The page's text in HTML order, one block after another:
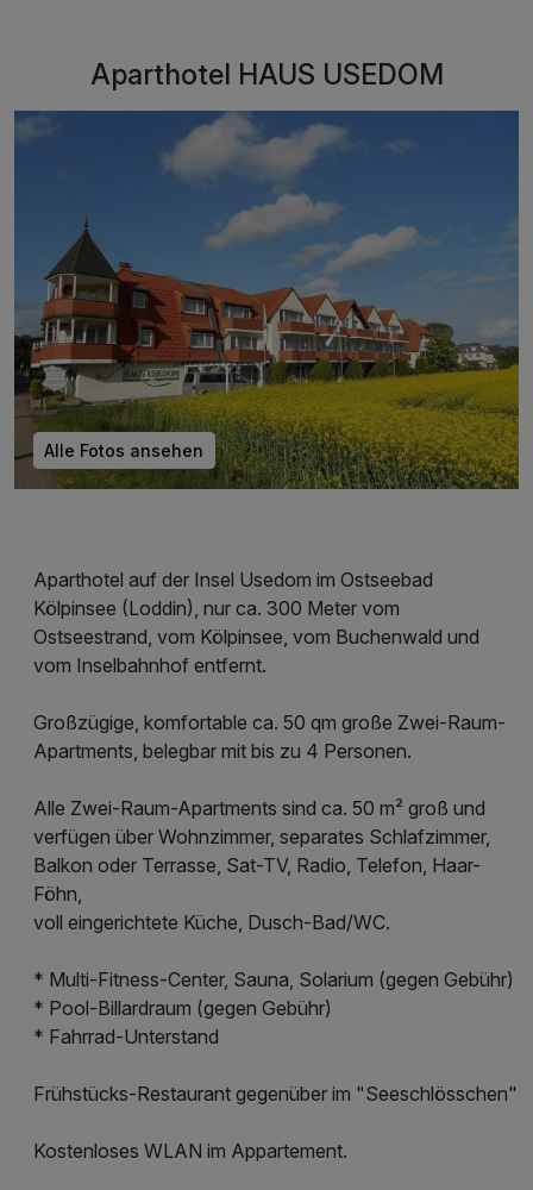
Aparthotel HAUS USEDOM
Alle Fotos ansehen
Aparthotel auf der Insel Usedom im Ostseebad
Kölpinsee (Loddin), nur ca. 300 Meter vom
Ostseestrand, vom Kölpinsee, vom Buchenwald und
vom Inselbahnhof entfernt.
Großzügige, komfortable ca. 50 qm große Zwei-Raum-
Apartments, belegbar mit bis zu 4 Personen.
Alle Zwei-Raum-Apartments sind ca. 50 m² groß und
verfügen über Wohnzimmer, separates Schlafzimmer,
Balkon oder Terrasse, Sat-TV, Radio, Telefon, Haar-
Föhn,
voll eingerichtete Küche, Dusch-Bad/WC.
* Multi-Fitness-Center, Sauna, Solarium (gegen Gebühr)
* Pool-Billardraum (gegen Gebühr)
* Fahrrad-Unterstand
Frühstücks-Restaurant gegenüber im "Seeschlösschen"
Kostenloses WLAN im Appartement.